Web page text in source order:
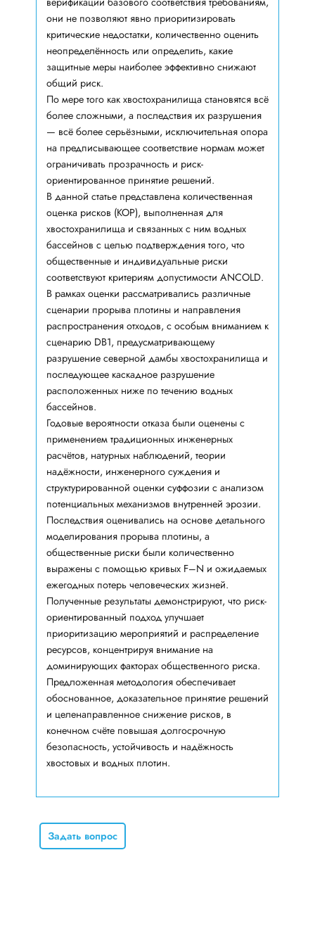
они не позволяют явно приоритизировать
критические недостатки, количественно оценить
неопределённость или определить, какие
защитные меры наиболее эффективно снижают
общий риск.
По мере того как хвостохранилища становятся всё
более сложными, а последствия их разрушения
— всё более серьёзными, исключительная опора
на предписывающее соответствие нормам может
ограничивать прозрачность и риск-
ориентированное принятие решений.
В данной статье представлена количественная
оценка рисков (КОР), выполненная для
хвостохранилища и связанных с ним водных
бассейнов с целью подтверждения того, что
общественные и индивидуальные риски
соответствуют критериям допустимости ANCOLD.
В рамках оценки рассматривались различные
сценарии прорыва плотины и направления
распространения отходов, с особым вниманием к
сценарию DB1, предусматривающему
разрушение северной дамбы хвостохранилища и
последующее каскадное разрушение
расположенных ниже по течению водных
бассейнов.
Годовые вероятности отказа были оценены с
применением традиционных инженерных
расчётов, натурных наблюдений, теории
надёжности, инженерного суждения и
структурированной оценки суффозии с анализом
потенциальных механизмов внутренней эрозии.
Последствия оценивались на основе детального
моделирования прорыва плотины, а
общественные риски были количественно
выражены с помощью кривых F–N и ожидаемых
ежегодных потерь человеческих жизней.
Полученные результаты демонстрируют, что риск-
ориентированный подход улучшает
приоритизацию мероприятий и распределение
ресурсов, концентрируя внимание на
доминирующих факторах общественного риска.
Предложенная методология обеспечивает
обоснованное, доказательное принятие решений
и целенаправленное снижение рисков, в
конечном счёте повышая долгосрочную
безопасность, устойчивость и надёжность
хвостовых и водных плотин.
Задать вопрос